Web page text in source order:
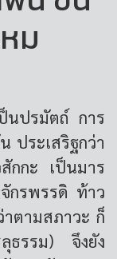
ม
นปรมัตถ์ การ
ประเสริฐกว่า
กกะ เป็นมาร
กรพรรดิ ท้าว
ตามสภาวะ ก็
ธรรม) จึงยัง